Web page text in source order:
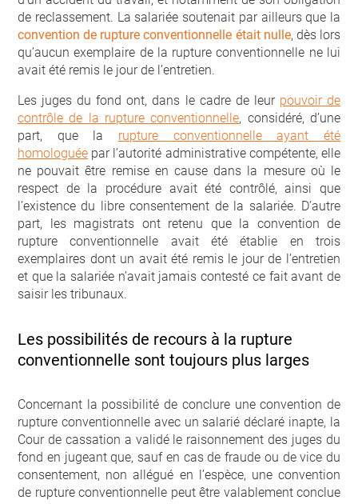
de reclassement. La salariée soutenait par ailleurs que la
convention de rupture conventionnelle était nulle, dès lors
qu’aucun exemplaire de la rupture conventionnelle ne lui
avait été remis le jour de l’entretien.
Les juges du fond ont, dans le cadre de leur pouvoir de
contrôle de la rupture conventionnelle, considéré, d’une
part, que la rupture conventionnelle ayant été
homologuée par l’autorité administrative compétente, elle
ne pouvait être remise en cause dans la mesure où le
respect de la procédure avait été contrôlé, ainsi que
l’existence du libre consentement de la salariée. D’autre
part, les magistrats ont retenu que la convention de
rupture conventionnelle avait été établie en trois
exemplaires dont un avait été remis le jour de l’entretien
et que la salariée n’avait jamais contesté ce fait avant de
saisir les tribunaux.
Les possibilités de recours à la rupture
conventionnelle sont toujours plus larges
Concernant la possibilité de conclure une convention de
rupture conventionnelle avec un salarié déclaré inapte, la
Cour de cassation a validé le raisonnement des juges du
fond en jugeant que, sauf en cas de fraude ou de vice du
consentement, non allégué en l’espèce, une convention
de rupture conventionnelle peut être valablement conclue